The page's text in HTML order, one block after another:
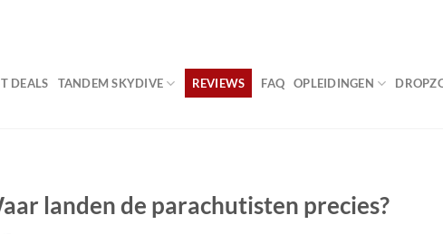
DEALS TANDEM SKYDIVE REVIEWS FAQ OPLEIDINGEN
landen de parachutisten precies?